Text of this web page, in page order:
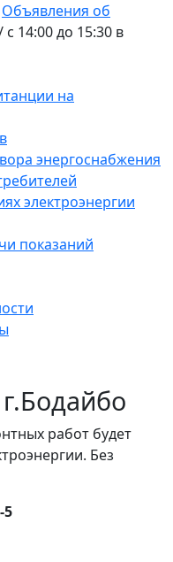
Объявления об
с 14:00 до 15:30 в
на
энергоснабжения
электроэнергии
показаний
работ будет
Без
5